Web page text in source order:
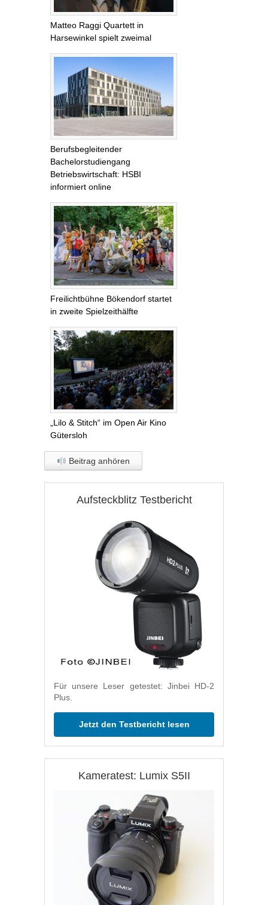
Matteo Raggi Quartett in
Harsewinkel spielt zweimal
Berufsbegleitender
Bachelorstudiengang
Betriebswirtschaft: HSBI
informiert online
Freilichtbühne Bökendorf startet
in zweite Spielzeithälfte
„Lilo & Stitch“ im Open Air Kino
Gütersloh
Beitrag anhören
Aufsteckblitz Testbericht
Für unsere Leser getestet: Jinbei HD-2
Plus.
Jetzt den Testbericht lesen
Kameratest: Lumix S5II